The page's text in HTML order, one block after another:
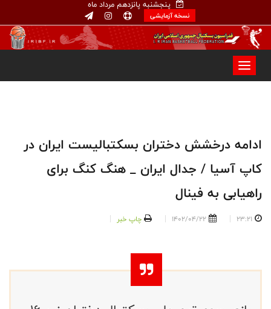
پنجشنبه پانزدهم مرداد ماه
نسخه آزمایشی
ادامه درخشش دختران بسکتبالیست ایران در
کاپ آسیا / جدال ایران _ هنگ کنگ برای
راهیابی به فینال
23:21
1402/04/22 چاپ خبر